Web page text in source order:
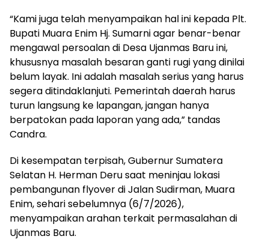
“Kami juga telah menyampaikan hal ini kepada Plt.
Bupati Muara Enim Hj. Sumarni agar benar-benar
mengawal persoalan di Desa Ujanmas Baru ini,
khususnya masalah besaran ganti rugi yang dinilai
belum layak. Ini adalah masalah serius yang harus
segera ditindaklanjuti. Pemerintah daerah harus
turun langsung ke lapangan, jangan hanya
berpatokan pada laporan yang ada,” tandas
Candra.
Di kesempatan terpisah, Gubernur Sumatera
Selatan H. Herman Deru saat meninjau lokasi
pembangunan flyover di Jalan Sudirman, Muara
Enim, sehari sebelumnya (6/7/2026),
menyampaikan arahan terkait permasalahan di
Ujanmas Baru.